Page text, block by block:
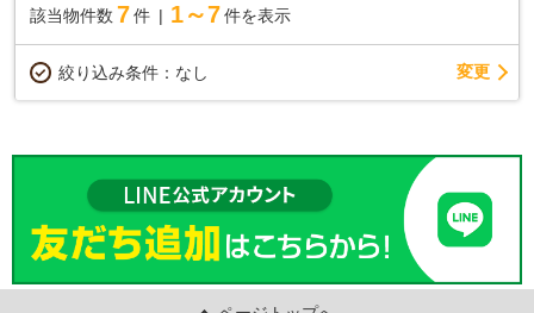
該当物件数 7件 1～7 件を表示
絞り込み条件： なし 変更